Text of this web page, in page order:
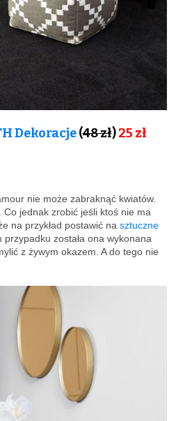
Dekoracje(48 zł)25 zł
nie może zabraknąć kwiatów.
jednak zrobić jeśli ktoś nie ma
na przykład postawić na sztuczne
przypadku została ona wykonana
z żywym okazem. A do tego nie